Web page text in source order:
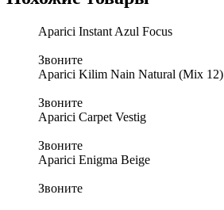
Aparici Instant Azul Focus
Звоните
Aparici Kilim Nain Natural (Mix 12)
Звоните
Aparici Carpet Vestig
Звоните
Aparici Enigma Beige
Звоните